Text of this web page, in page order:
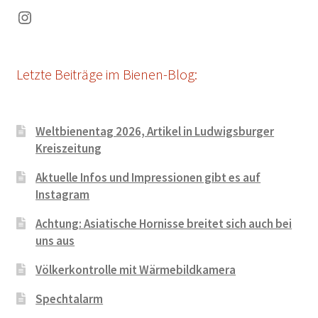
Instagram
Letzte Beiträge im Bienen-Blog:
Weltbienentag 2026, Artikel in Ludwigsburger
Kreiszeitung
Aktuelle Infos und Impressionen gibt es auf
Instagram
Achtung: Asiatische Hornisse breitet sich auch bei
uns aus
Völkerkontrolle mit Wärmebildkamera
Spechtalarm